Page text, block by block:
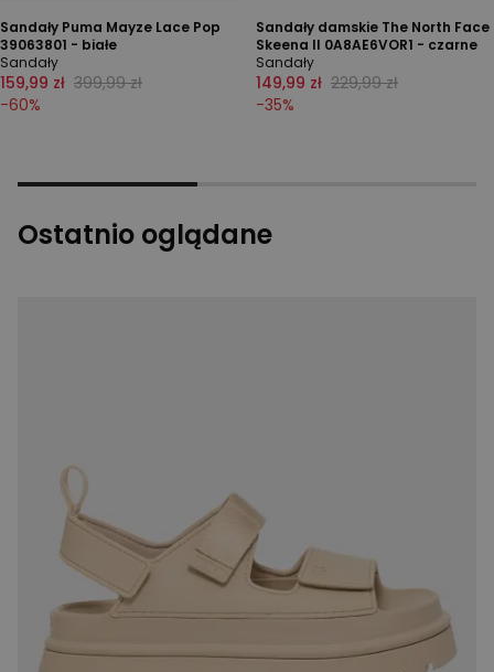
Sandały Puma Mayze Lace Pop
39063801 - białe
Sandały
159,99 zł 399,99 zł
-60%
Sandały damskie The North Face
Skeena II 0A8AE6VOR1 - czarne
Sandały
149,99 zł 229,99 zł
-35%
Ostatnio oglądane